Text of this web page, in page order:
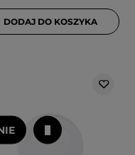
DODAJ DO KOSZYKA